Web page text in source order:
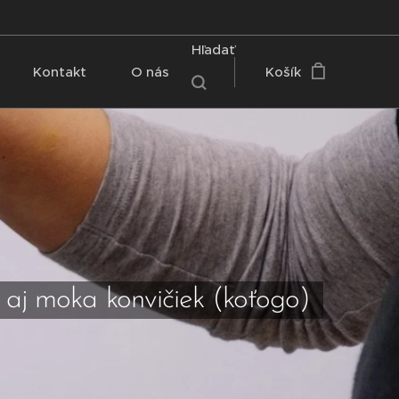
Kontakt O nás
Hľadať
Košík
moka konvičiek (koťogo)